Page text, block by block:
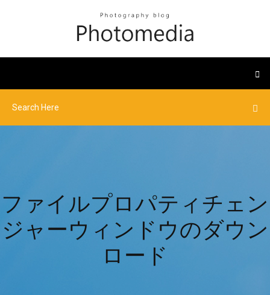
ファイルプロパティチェン
ジャーウィンドウのダウン
ロード